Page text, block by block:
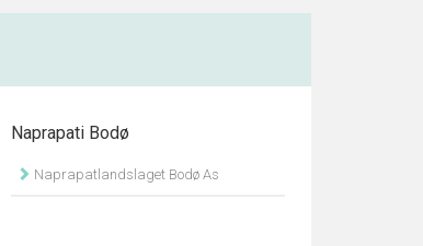
Naprapati Bodø
Naprapatlandslaget Bodø As